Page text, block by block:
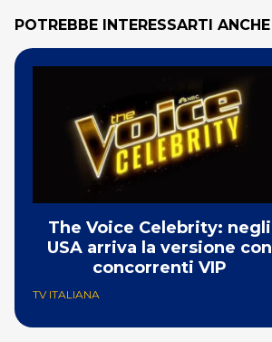
POTREBBE INTERESSARTI ANCHE
The Voice Celebrity: negli
USA arriva la versione con
concorrenti VIP
TV ITALIANA